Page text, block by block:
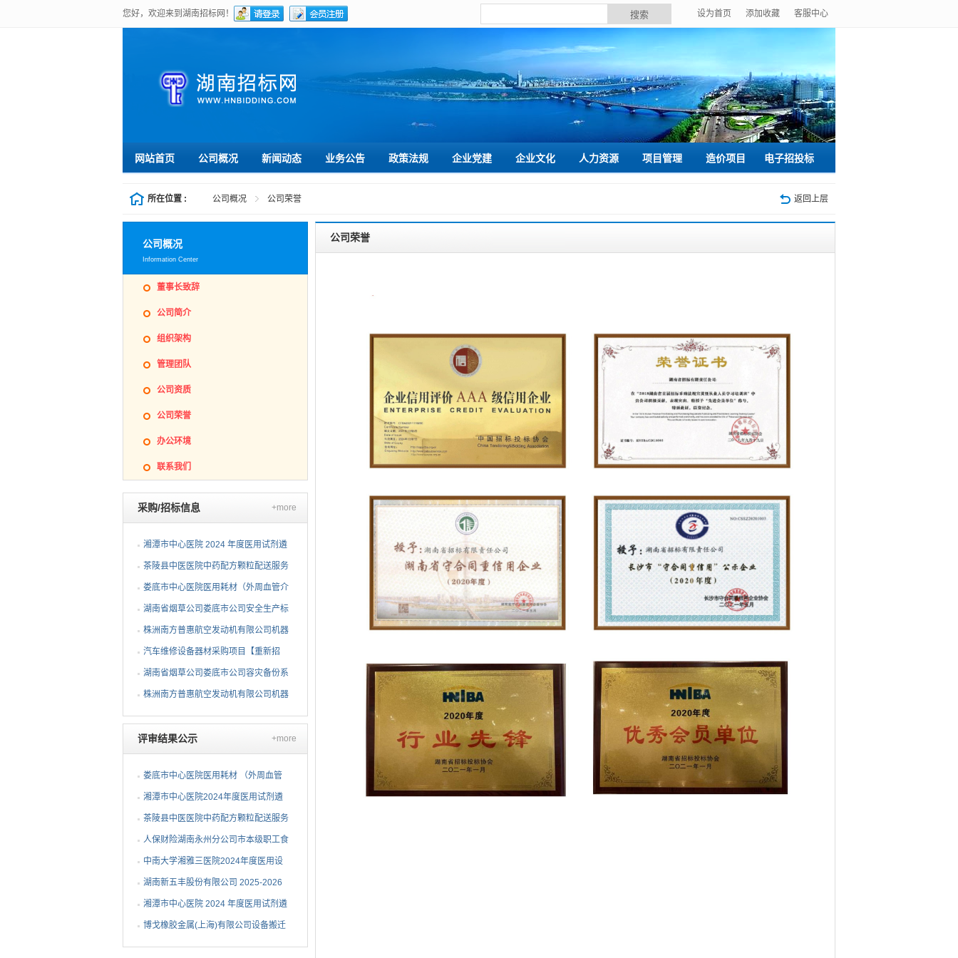
您好，欢迎来到湖南招标网！ 搜索 设为首页 添加收藏 客服中心
网站首页 公司概况 新闻动态 业务公告 政策法规 企业党建 企业文化 人力资源 项目管理 造价项目 电子招投标
所在位置 : 公司概况 公司荣誉 返回上层
公司荣誉
公司概况
Information Center
董事长致辞
公司简介
组织架构
管理团队
公司资质
公司荣誉
办公环境
联系我们
采购/招标信息 +more
湘潭市中心医院 2024 年度医用试剂遴
选项目（第三次）公开...
茶陵县中医医院中药配方颗粒配送服务
项目 公开招标公告
娄底市中心医院医用耗材（外周血管介
入耗材）遴选项目招标...
湖南省烟草公司娄底市公司安全生产标
准化二级达标复评技术...
株洲南方普惠航空发动机有限公司机器
人去毛刺项目（第二次...
汽车维修设备器材采购项目【重新招
标】招标公告
湖南省烟草公司娄底市公司容灾备份系
统采购项目
株洲南方普惠航空发动机有限公司机器
人去毛刺项目（第二次...
评审结果公示 +more
娄底市中心医院医用耗材 （外周血管
介入耗材）遴选项目中...
湘潭市中心医院2024年度医用试剂遴
选项目（第三次）中选候...
茶陵县中医医院中药配方颗粒配送服务
项目中标（成交）公告
人保财险湖南永州分公司市本级职工食
堂维修改造采购项目成...
中南大学湘雅三医院2024年度医用设
备（C-6）包二中标公告
湖南新五丰股份有限公司 2025-2026
年度塑料包装袋采购项...
湘潭市中心医院 2024 年度医用试剂遴
选项目（第二次）流标...
博戈橡胶金属(上海)有限公司设备搬迁
项目（第二次）中标候...